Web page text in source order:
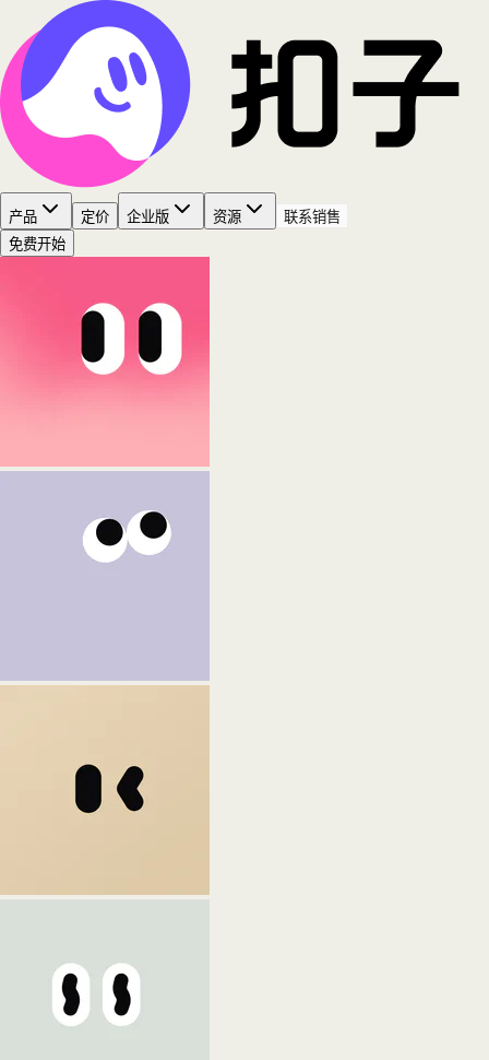
产品 定价 企业版 资源
联系销售
免费开始